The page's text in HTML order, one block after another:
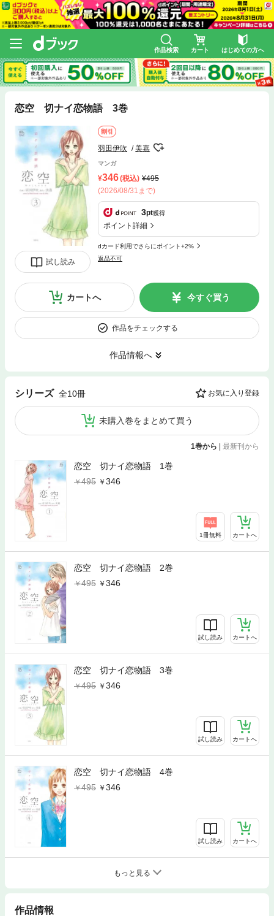
作品検索 カート はじめての方へ
恋空 切ナイ恋物語 3巻
試し読み
割引
羽田伊吹 美嘉
マンガ
346(税込)
495
(2026/08/31まで)
3pt獲得
ポイント詳細
dカード利用でさらにポイント+2%
返品不可
カートへ 今すぐ買う
作品をチェックする
作品情報へ
シリーズ 全10冊 お気に入り登録
未購入巻をまとめて買う
1巻から 最新刊から
恋空 切ナイ恋物語 1巻
495
346
1冊無料 カートへ
恋空 切ナイ恋物語 2巻
495
346
試し読み カートへ
恋空 切ナイ恋物語 3巻
495
346
試し読み カートへ
恋空 切ナイ恋物語 4巻
495
346
試し読み カートへ
もっと見る
作品情報